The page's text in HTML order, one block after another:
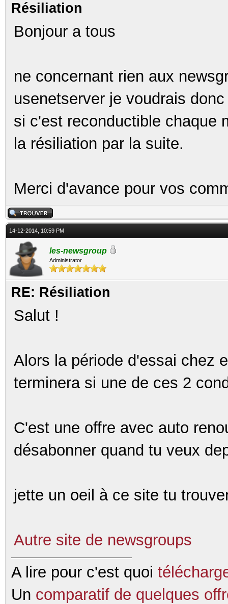
Résiliation
Bonjour a tous
ne concernant rien aux
usenetserver je voudrais
si c'est reconductible chaque
la résiliation par la suite.
Merci d'avance pour vos
14-12-2014, 10:59 PM
les-newsgroup
Administrator
RE: Résiliation
Salut !
Alors la période d'essai chez
terminera si une de ces 2
C'est une offre avec auto
désabonner quand tu veux
jette un oeil à ce site tu
Autre site de newsgroups
A lire pour c'est quoi
Un comparatif de quelques